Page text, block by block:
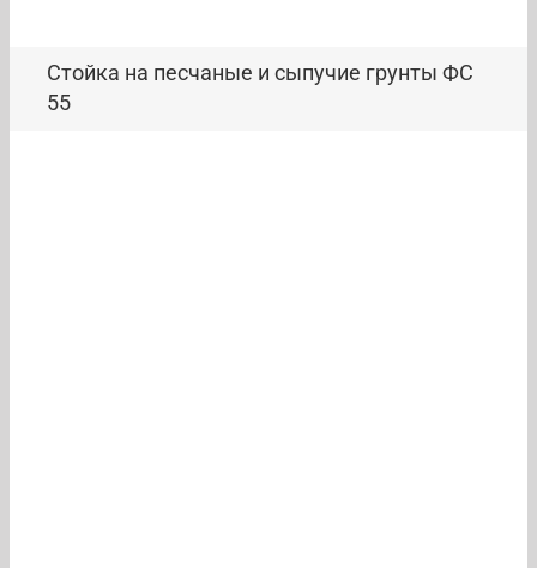
Стойка на песчаные и сыпучие грунты ФС
55